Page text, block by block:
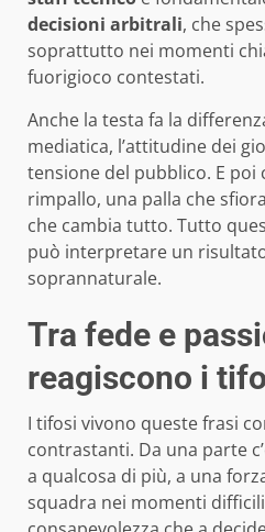
decisioni arbitrali, che
soprattutto nei momenti
fuorigioco contestati.
Anche la testa fa la
mediatica, l’attitudine dei
tensione del pubblico. E poi
rimpallo, una palla che
che cambia tutto. Tutto
può interpretare un
soprannaturale.
Tra fede e
reagiscono i
I tifosi vivono queste frasi
contrastanti. Da una parte
a qualcosa di più, a una
squadra nei momenti